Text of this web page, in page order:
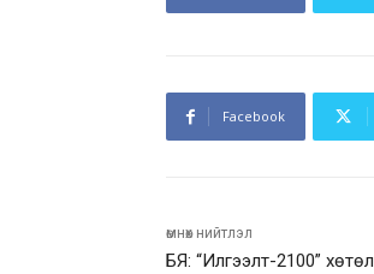
Facebook
өмнөх нийтлэл
БЯ: “Илгээлт-2100”